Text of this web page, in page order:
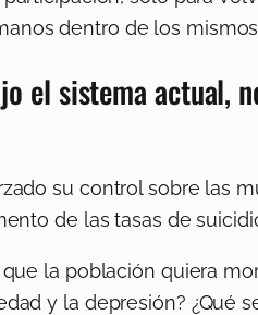
dentro de los
el sistema actual,
su control sobre las
de las tasas de
la población quiera
y la depresión? ¿Qué